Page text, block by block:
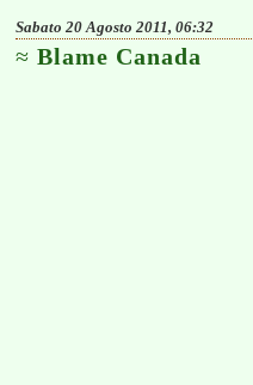
Sabato 20 Agosto 2011, 06:32
Blame Canada